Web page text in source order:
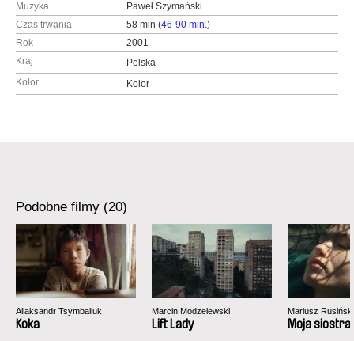
Muzyka
Paweł Szymański
Czas trwania
58 min (46-90 min.)
Rok
2001
Kraj
Polska
Kolor
Kolor
Podobne filmy (20)
Aliaksandr Tsymbaliuk
Koka
Marcin Modzelewski
Lift Lady
Mariusz Rusiński
Moja siostra